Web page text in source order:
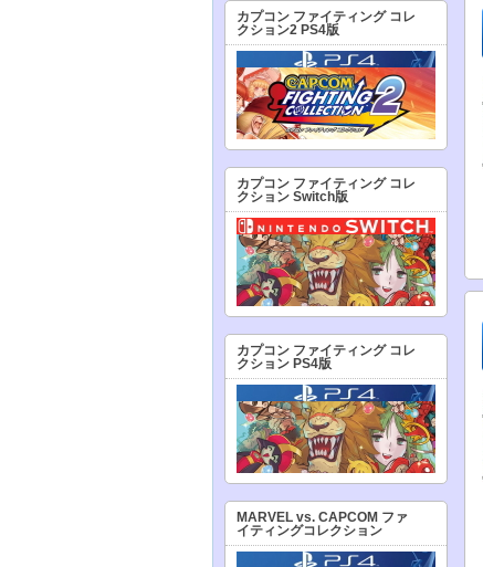
カプコン ファイティング コレ
クション2 PS4版
カプコン ファイティング コレ
クション Switch版
カプコン ファイティング コレ
クション PS4版
MARVEL vs. CAPCOM ファ
イティングコレクション